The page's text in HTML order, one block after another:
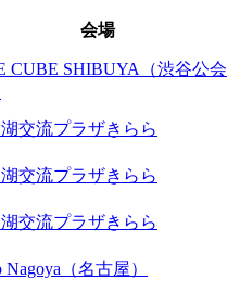
会場
CUBE SHIBUYA（渋谷公会
交流プラザきらら
交流プラザきらら
交流プラザきらら
Nagoya（名古屋）